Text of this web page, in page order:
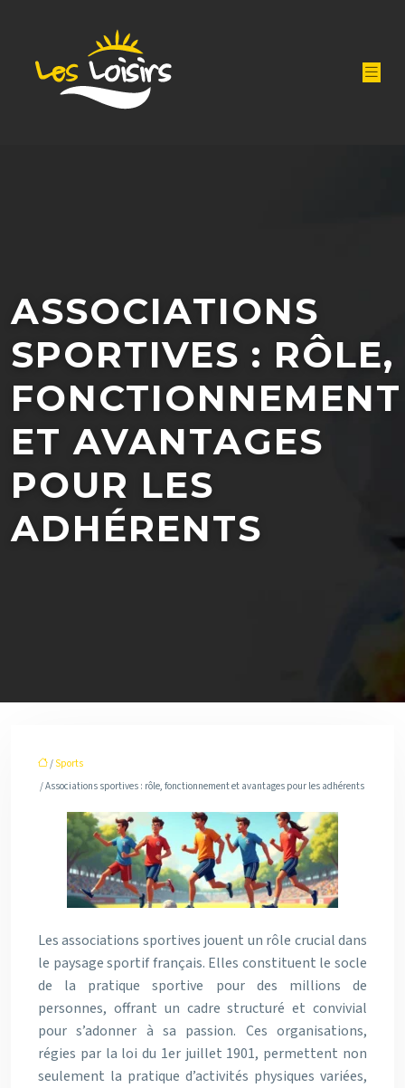
ASSOCIATIONS
SPORTIVES : RÔLE,
FONCTIONNEMENT
ET AVANTAGES
POUR LES
ADHÉRENTS
/ Sports
/ Associations sportives : rôle, fonctionnement et avantages pour les adhérents
Les associations sportives jouent un rôle crucial dans
le paysage sportif français. Elles constituent le socle
de la pratique sportive pour des millions de
personnes, offrant un cadre structuré et convivial
pour s’adonner à sa passion. Ces organisations,
régies par la loi du 1er juillet 1901, permettent non
seulement la pratique d’activités physiques variées,